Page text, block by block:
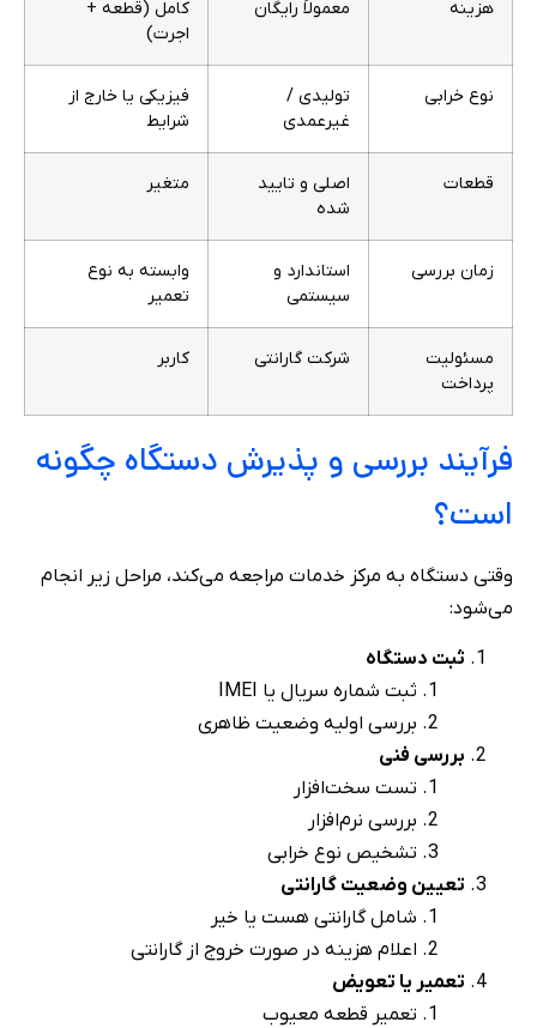
هزینه معمولاً رایگان
کامل (قطعه +
اجرت)
نوع خرابی
تولیدی /
غیرعمدی
فیزیکی یا خارج از
شرایط
قطعات
اصلی و تایید
شده
متغیر
زمان بررسی
استاندارد و
سیستمی
وابسته به نوع
تعمیر
مسئولیت
پرداخت
شرکت گارانتی کاربر
فرآیند بررسی و پذیرش دستگاه چگونه
است؟
وقتی دستگاه به مرکز خدمات مراجعه می‌کند، مراحل زیر انجام
می‌شود:
ثبت دستگاه
ثبت شماره سریال یا IMEI
بررسی اولیه وضعیت ظاهری
بررسی فنی
تست سخت‌افزار
بررسی نرم‌افزار
تشخیص نوع خرابی
تعیین وضعیت گارانتی
شامل گارانتی هست یا خیر
اعلام هزینه در صورت خروج از گارانتی
تعمیر یا تعویض
تعمیر قطعه معیوب